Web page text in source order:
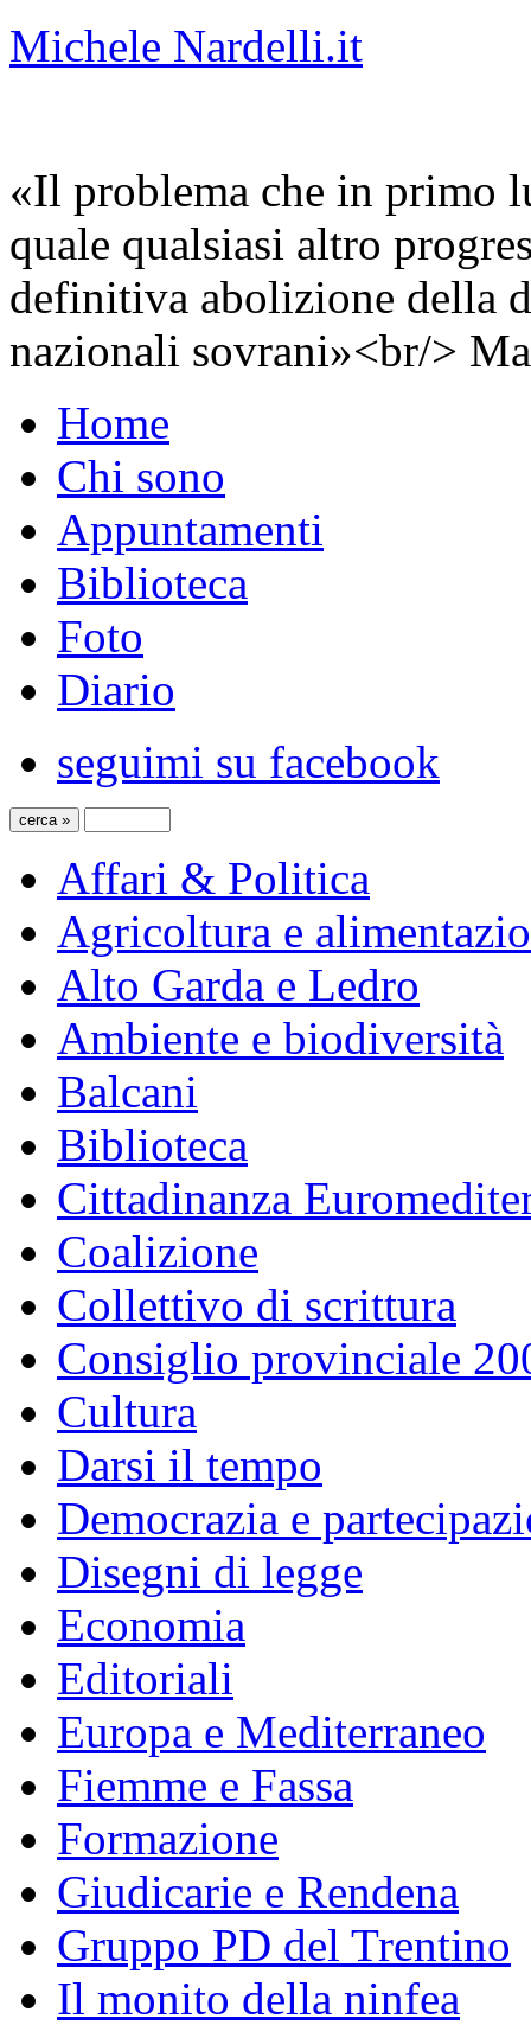
Michele Nardelli.it
«Il problema che in primo
quale qualsiasi altro
definitiva abolizione della
nazionali sovrani»<br/>
Home
Chi sono
Appuntamenti
Biblioteca
Foto
Diario
seguimi su facebook
Affari & Politica
Agricoltura e
Alto Garda e Ledro
Ambiente e biodiversità
Balcani
Biblioteca
Cittadinanza
Coalizione
Collettivo di scrittura
Consiglio provinciale
Cultura
Darsi il tempo
Democrazia e
Disegni di legge
Economia
Editoriali
Europa e Mediterraneo
Fiemme e Fassa
Formazione
Giudicarie e Rendena
Gruppo PD del Trentino
Il monito della ninfea